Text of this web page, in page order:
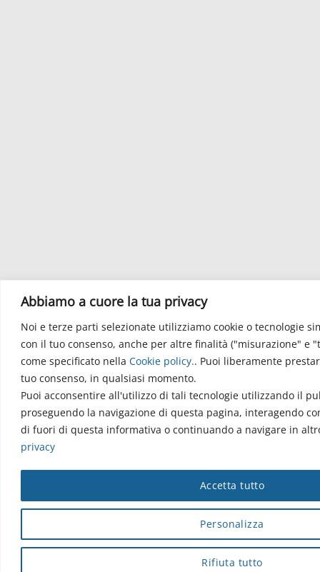
Abbiamo a cuore la tua privacy
Noi e terze parti selezionate utilizziamo cookie o tecnologie
con il tuo consenso, anche per altre finalità ("misurazione" e
come specificato nella Cookie policy.. Puoi liberamente
tuo consenso, in qualsiasi momento.
Puoi acconsentire all'utilizzo di tali tecnologie utilizzando il
proseguendo la navigazione di questa pagina, interagendo
di fuori di questa informativa o continuando a navigare in
privacy
Personalizza
Rifiuta tutto
Accetta tutto